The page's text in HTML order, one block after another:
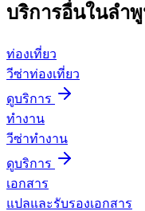
บริการอื่นในลำ
ท่องเที่ยว
วีซ่าท่องเที่ยว
ดูบริการ
ทำงาน
วีซ่าทำงาน
ดูบริการ
เอกสาร
แปลและรับรองเอกสาร